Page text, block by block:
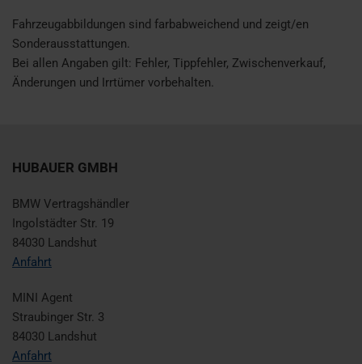
Fahrzeugabbildungen sind farbabweichend und zeigt/en
Sonderausstattungen.
Bei allen Angaben gilt: Fehler, Tippfehler, Zwischenverkauf,
Änderungen und Irrtümer vorbehalten.
HUBAUER GMBH
BMW Vertragshändler
Ingolstädter Str. 19
84030 Landshut
Anfahrt
MINI Agent
Straubinger Str. 3
84030 Landshut
Anfahrt